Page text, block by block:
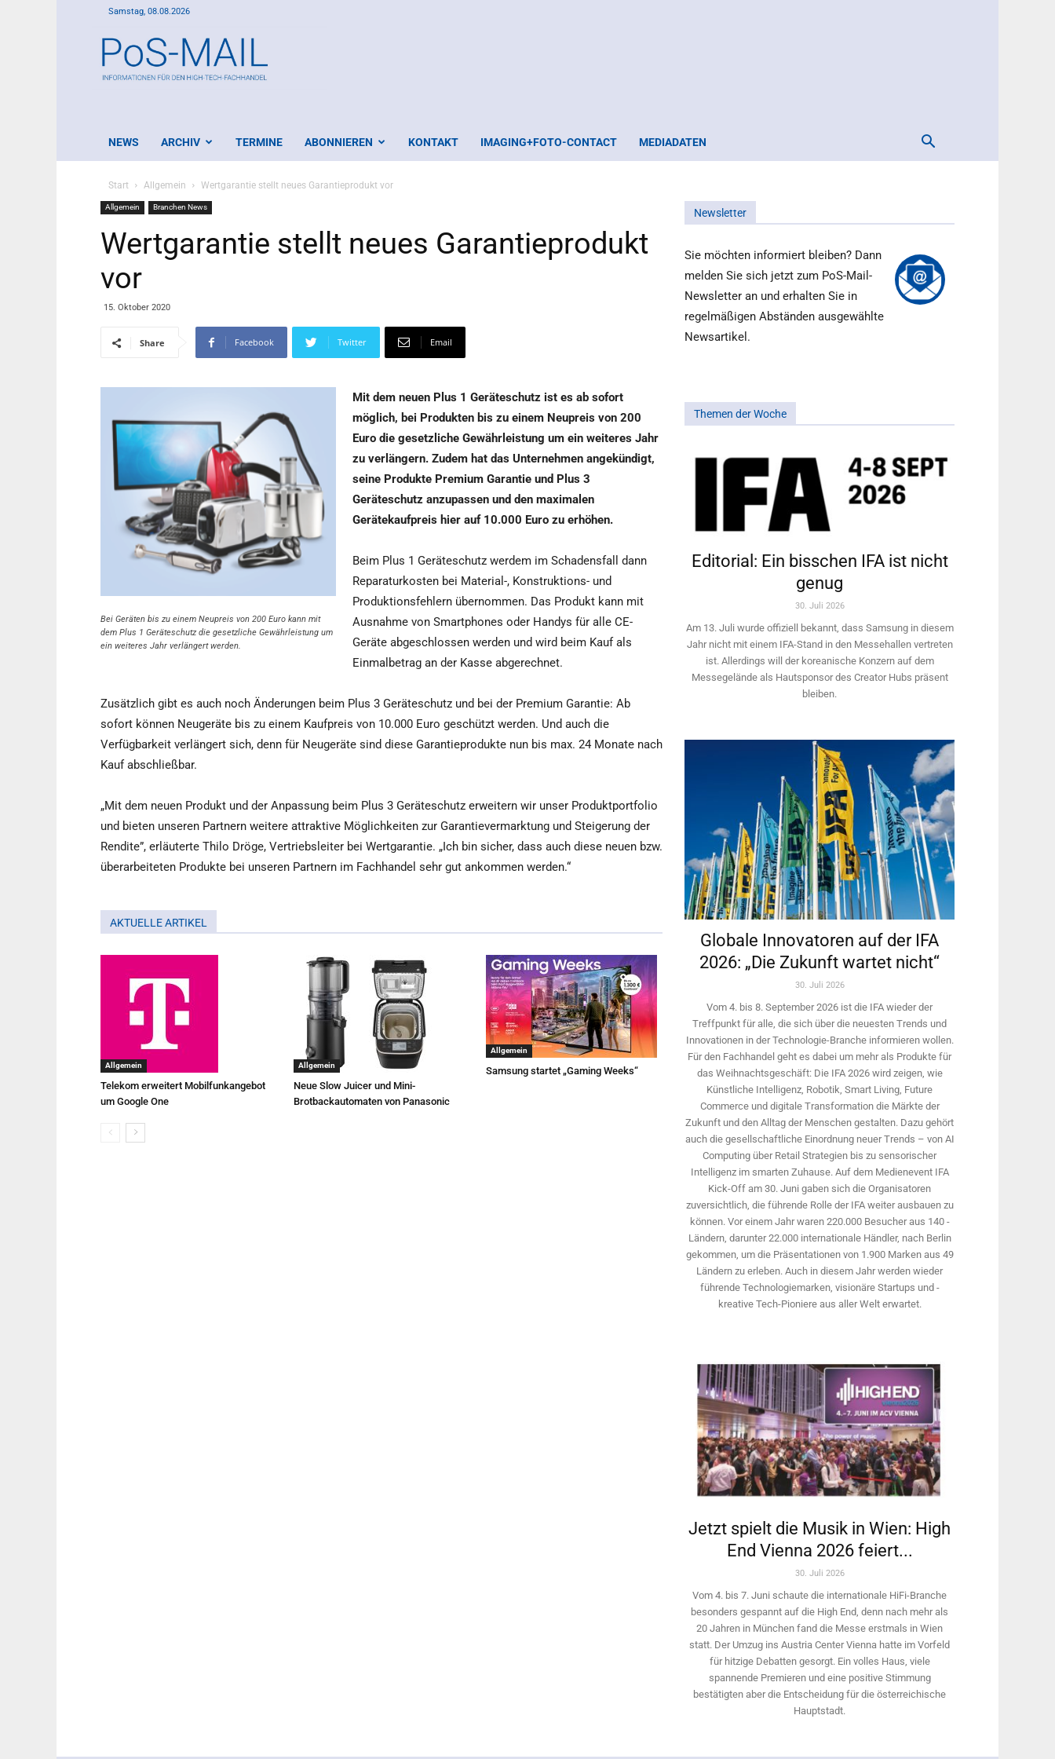
Samstag, 08.08.2026
Mail
NEWS ARCHIV TERMINE ABONNIEREN KONTAKT IMAGING+FOTO-CONTACT MEDIADATEN
Start Allgemein Wertgarantie stellt neues Garantieprodukt vor
Allgemein Branchen News
Wertgarantie stellt neues Garantieprodukt
vor
15. Oktober 2020
Share Facebook Twitter Email
Bei Geräten bis zu einem Neupreis von 200 Euro kann mit
dem Plus 1 Geräteschutz die gesetzliche Gewährleistung um
ein weiteres Jahr verlängert werden.
Mit dem neuen Plus 1 Geräteschutz ist es ab sofort
möglich, bei Produkten bis zu einem Neupreis von 200
Euro die gesetzliche Gewährleistung um ein weiteres Jahr
zu verlängern. Zudem hat das Unternehmen angekündigt,
seine Produkte Premium Garantie und Plus 3
Geräteschutz anzupassen und den maximalen
Gerätekaufpreis hier auf 10.000 Euro zu erhöhen.
Beim Plus 1 Geräteschutz werdem im Schadensfall dann
Reparaturkosten bei Material-, Konstruktions- und
Produktionsfehlern übernommen. Das Produkt kann mit
Ausnahme von Smartphones oder Handys für alle CE-
Geräte abgeschlossen werden und wird beim Kauf als
Einmalbetrag an der Kasse abgerechnet.
Zusätzlich gibt es auch noch Änderungen beim Plus 3 Geräteschutz und bei der Premium Garantie: Ab
sofort können Neugeräte bis zu einem Kaufpreis von 10.000 Euro geschützt werden. Und auch die
Verfügbarkeit verlängert sich, denn für Neugeräte sind diese Garantieprodukte nun bis max. 24 Monate nach
Kauf abschließbar.
„Mit dem neuen Produkt und der Anpassung beim Plus 3 Geräteschutz erweitern wir unser Produktportfolio
und bieten unseren Partnern weitere attraktive Möglichkeiten zur Garantievermarktung und Steigerung der
Rendite”, erläuterte Thilo Dröge, Vertriebsleiter bei Wertgarantie. „Ich bin sicher, dass auch diese neuen bzw.
überarbeiteten Produkte bei unseren Partnern im Fachhandel sehr gut ankommen werden.“
AKTUELLE ARTIKEL
Allgemein
Telekom erweitert Mobilfunkangebot
um Google One
Allgemein
Neue Slow Juicer und Mini-
Brotbackautomaten von Panasonic
Allgemein
Samsung startet „Gaming Weeks“
Newsletter
Sie möchten informiert bleiben? Dann
melden Sie sich jetzt zum PoS-Mail-
Newsletter an und erhalten Sie in
regelmäßigen Abständen ausgewählte
Newsartikel.
Themen der Woche
Editorial: Ein bisschen IFA ist nicht
genug
30. Juli 2026
Am 13. Juli wurde offiziell bekannt, dass Samsung in diesem
Jahr nicht mit einem IFA-Stand in den Messehallen vertreten
ist. Allerdings will ­der koreanische Konzern auf dem
Messegelände als Hautsponsor des Creator Hubs präsent
bleiben.
Globale Innovatoren auf der IFA
2026: „Die Zukunft wartet nicht“
30. Juli 2026
Vom 4. bis 8. September 2026 ist die IFA wieder der
Treffpunkt für alle, die sich über die neuesten Trends und
Innovationen in der Technologie-­Branche informieren wollen.
Für den Fachhandel geht es dabei um mehr als Produkte für
das Weihnachtsgeschäft: Die IFA 2026 wird ­zeigen, wie
Künstliche Intelligenz, Robotik, Smart Living, Future
Commerce und digitale Trans­formation die Märkte der
Zukunft und den Alltag der Menschen gestalten. Dazu gehört
auch die gesellschaftliche Einordnung neuer Trends – von AI
Computing über Retail Strategien bis zu sensorischer
Intelligenz im smarten Zuhause. Auf dem Medien­event IFA
Kick-Off am 30. Juni gaben sich die Organisatoren
zuversichtlich, die führende Rolle der IFA weiter ausbauen zu
können. Vor einem Jahr ­waren 220.000 Besucher aus 140 ­
Ländern, ­darunter 22.000 internationale Händler, nach Berlin
gekommen, um die Präsen­tationen von 1.900 Marken aus 49
Ländern zu erleben. Auch in diesem Jahr werden wieder
führende Technologiemarken, visionäre Startups und ­
kreative Tech-Pioniere aus aller Welt erwartet.
Jetzt spielt die Musik in Wien: High
End Vienna 2026 feiert...
30. Juli 2026
Vom 4. bis 7. Juni schaute die internationale HiFi-Branche
besonders gespannt auf die High End, denn nach mehr als
20 Jahren in München fand die Messe erstmals in Wien
statt. Der Umzug ins Austria Center Vienna hatte im Vorfeld
für hitzige Debatten gesorgt. Ein volles Haus, viele
spannende Premieren und eine positive Stimmung
bestätigten aber die Entscheidung für die österreichische
Hauptstadt.